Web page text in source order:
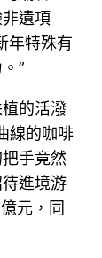
遺項
年特殊有
”
的活潑
線的咖啡
手竟然
進境游
元，同